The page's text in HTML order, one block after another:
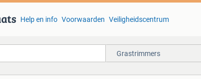
Help en info Voorwaarden Veiligheidscentrum
Grastrimmers